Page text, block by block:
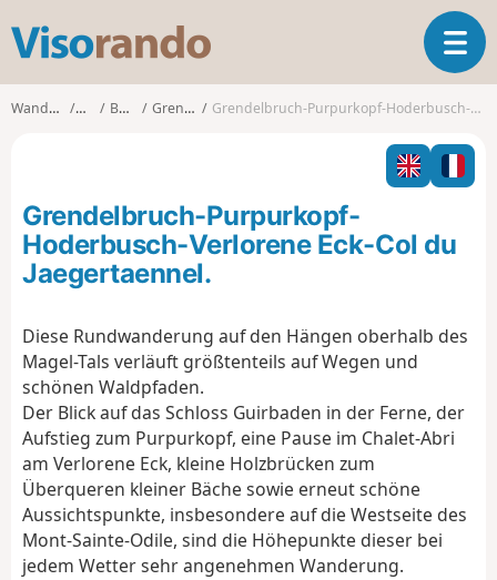
s
o
o
T
o
g
l
n
v
t
Wanderungen Elsass
Bas-Rhin Grendelbruch Grendelbruch-Purpurkopf-Hoderbusch-Verlorene Eck-Col du Jaegertaennel.
Grendelbruch-Purpurkopf-
Hoderbusch-Verlorene Eck-Col du
Jaegertaennel.
Diese Rundwanderung auf den Hängen oberhalb des
Magel-Tals verläuft größtenteils auf Wegen und
schönen Waldpfaden.
Der Blick auf das Schloss Guirbaden in der Ferne, der
Aufstieg zum Purpurkopf, eine Pause im Chalet-Abri
am Verlorene Eck, kleine Holzbrücken zum
Überqueren kleiner Bäche sowie erneut schöne
Aussichtspunkte, insbesondere auf die Westseite des
Mont-Sainte-Odile, sind die Höhepunkte dieser bei
jedem Wetter sehr angenehmen Wanderung.